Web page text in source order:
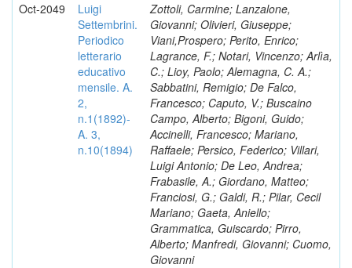
Oct-2049
Luigi
Settembrini.
Periodico
letterario
educativo
mensile. A.
2,
n.1(1892)-
A. 3,
n.10(1894)
Zottoli, Carmine; Lanzalone,
Giovanni; Olivieri, Giuseppe;
Viani,Prospero; Perito, Enrico;
Lagrance, F.; Notari, Vincenzo; Arlìa,
C.; Lioy, Paolo; Alemagna, C. A.;
Sabbatini, Remigio; De Falco,
Francesco; Caputo, V.; Buscaino
Campo, Alberto; Bigoni, Guido;
Accinelli, Francesco; Mariano,
Raffaele; Persico, Federico; Villari,
Luigi Antonio; De Leo, Andrea;
Frabasile, A.; Giordano, Matteo;
Franciosi, G.; Galdi, R.; Pilar, Cecil
Mariano; Gaeta, Aniello;
Grammatica, Guiscardo; Pirro,
Alberto; Manfredi, Giovanni; Cuomo,
Giovanni